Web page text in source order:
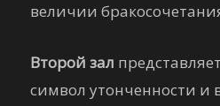
величии
Второй зал
символ утонченности и